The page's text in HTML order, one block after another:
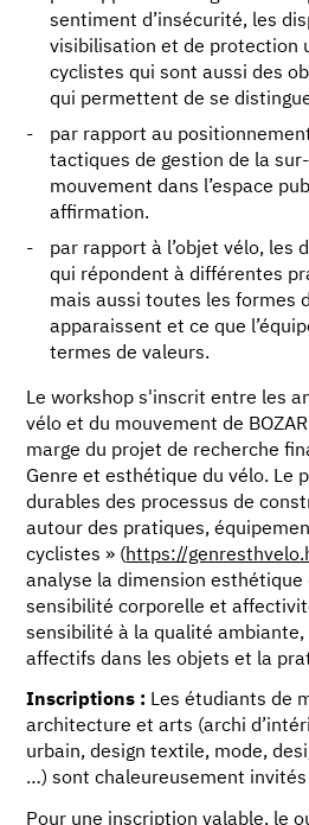
sentiment d’insécurité, les
visibilisation et de protection
cyclistes qui sont aussi des
qui permettent de se
par rapport au
tactiques de gestion de la
mouvement dans l’espace
affirmation.
par rapport à l’objet vélo, les
qui répondent à différentes
mais aussi toutes les formes
apparaissent et ce que
termes de valeurs.
Le workshop s'inscrit entre les
vélo et du mouvement de
marge du projet de recherche
Genre et esthétique du vélo. Le
durables des processus de
autour des pratiques,
cyclistes » (https://
analyse la dimension esthétique
sensibilité corporelle et
sensibilité à la qualité
affectifs dans les objets et la
Inscriptions : Les étudiants de
architecture et arts (archi
urbain, design textile, mode,
…) sont chaleureusement
Pour une inscription valable, le